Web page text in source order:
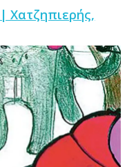
Χατζηπιερής,